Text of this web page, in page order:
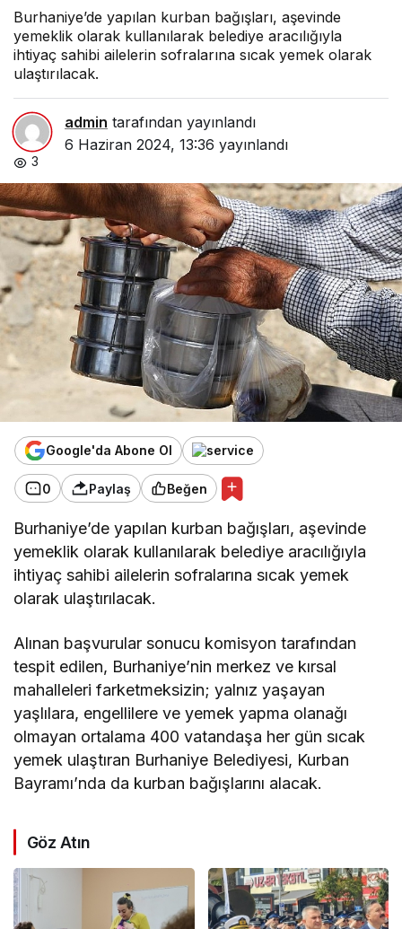
Burhaniye’de yapılan kurban bağışları, aşevinde
yemeklik olarak kullanılarak belediye aracılığıyla
ihtiyaç sahibi ailelerin sofralarına sıcak yemek olarak
ulaştırılacak.
admin tarafından yayınlandı
6 Haziran 2024, 13:36 yayınlandı
3
Google'da Abone Ol
0 Paylaş Beğen
Burhaniye’de yapılan kurban bağışları, aşevinde
yemeklik olarak kullanılarak belediye aracılığıyla
ihtiyaç sahibi ailelerin sofralarına sıcak yemek
olarak ulaştırılacak.
Alınan başvurular sonucu komisyon tarafından
tespit edilen, Burhaniye’nin merkez ve kırsal
mahalleleri farketmeksizin; yalnız yaşayan
yaşlılara, engellilere ve yemek yapma olanağı
olmayan ortalama 400 vatandaşa her gün sıcak
yemek ulaştıran Burhaniye Belediyesi, Kurban
Bayramı’nda da kurban bağışlarını alacak.
Göz Atın